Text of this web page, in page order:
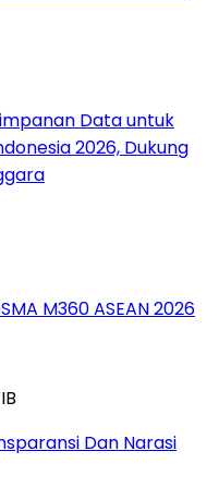
Data untuk
2026, Dukung
M360 ASEAN 2026
Dan Narasi